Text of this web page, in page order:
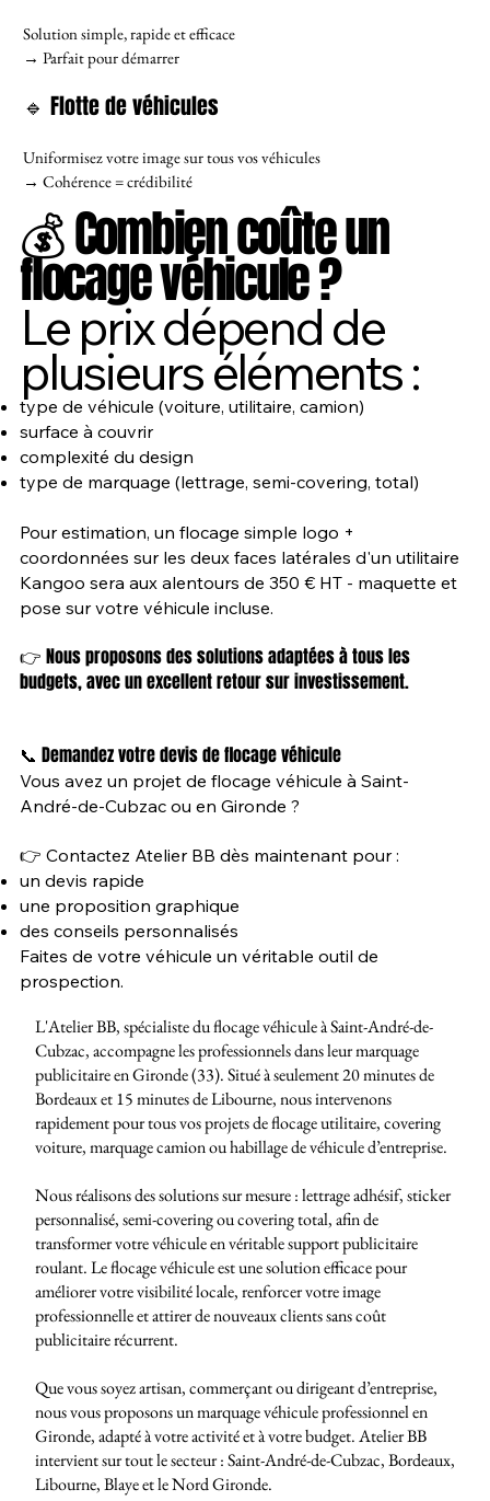
Solution simple, rapide et efficace
→ Parfait pour démarrer
🔹 Flotte de véhicules
Uniformisez votre image sur tous vos véhicules
→ Cohérence = crédibilité
💰 Combien coûte un
flocage véhicule ?
Le prix dépend de
plusieurs éléments :
type de véhicule (voiture, utilitaire, camion)
surface à couvrir
complexité du design
type de marquage (lettrage, semi-covering, total)
Pour estimation, un flocage simple logo +
coordonnées sur les deux faces latérales d'un utilitaire
Kangoo sera aux alentours de 350 € HT - maquette et
pose sur votre véhicule incluse.
👉 Nous proposons des solutions adaptées à tous les
budgets, avec un excellent retour sur investissement.
📞 Demandez votre devis de flocage véhicule
Vous avez un projet de flocage véhicule à Saint-
André-de-Cubzac ou en Gironde ?
👉 Contactez Atelier BB dès maintenant pour :
un devis rapide
une proposition graphique
des conseils personnalisés
Faites de votre véhicule un véritable outil de
prospection.
L'Atelier BB, spécialiste du flocage véhicule à Saint-André-de-
Cubzac, accompagne les professionnels dans leur marquage
publicitaire en Gironde (33). Situé à seulement 20 minutes de
Bordeaux et 15 minutes de Libourne, nous intervenons
rapidement pour tous vos projets de flocage utilitaire, covering
voiture, marquage camion ou habillage de véhicule d’entreprise.
Nous réalisons des solutions sur mesure : lettrage adhésif, sticker
personnalisé, semi-covering ou covering total, afin de
transformer votre véhicule en véritable support publicitaire
roulant. Le flocage véhicule est une solution efficace pour
améliorer votre visibilité locale, renforcer votre image
professionnelle et attirer de nouveaux clients sans coût
publicitaire récurrent.
Que vous soyez artisan, commerçant ou dirigeant d’entreprise,
nous vous proposons un marquage véhicule professionnel en
Gironde, adapté à votre activité et à votre budget. Atelier BB
intervient sur tout le secteur : Saint-André-de-Cubzac, Bordeaux,
Libourne, Blaye et le Nord Gironde.